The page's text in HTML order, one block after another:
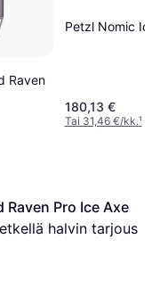
Raven
Petzl Nomic
180,13 €
Tai 31,46 €/kk.¹
Raven Pro Ice Axe